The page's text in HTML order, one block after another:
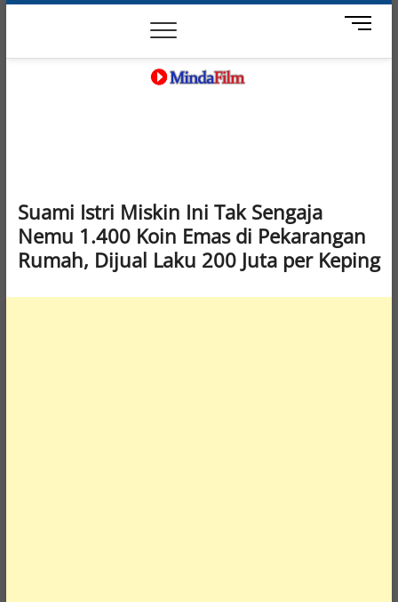
Skip
M
n
Suami Istri Miskin Ini Tak Sengaja
Nemu 1.400 Koin Emas di Pekarangan
Rumah, Dijual Laku 200 Juta per Keping